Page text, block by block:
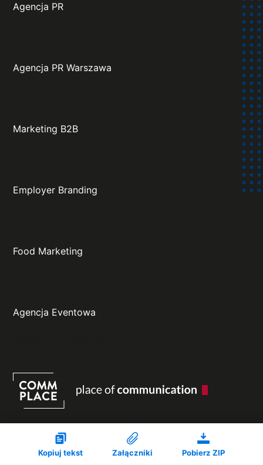
Kopiuj tekst Załączniki Pobierz ZIP
Agencja PR
Agencja PR Warszawa
Marketing B2B
Employer Branding
Food Marketing
Agencja Eventowa